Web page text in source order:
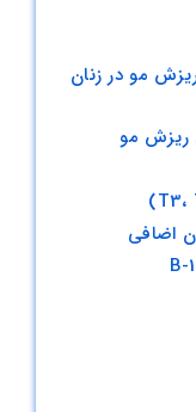
مو در زنان
اضافی